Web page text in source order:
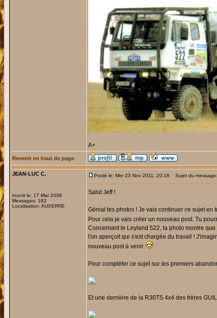
A+
Revenir en haut de page
JEAN-LUC C.
Inscrit le: 17 Mar 2008
Messages: 182
Localisation: AUXERRE
Posté le: Mer 23 Nov 2011, 20:18 Sujet du message:
Salut Jeff !
Génial tes photos ! Je vais continuer ce sujet
Pour cela je vais créer un nouveau post. Tu
Concernant le Leyland 522, ta photo montre
l'on aperçoit qui s'est chargée du travail !
nouveau post à venir.
Pour compléter ce sujet sur les premiers
Et une dernière de la R30TS 4x4 des frères